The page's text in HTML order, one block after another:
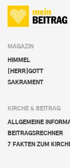
MAGAZIN
HIMMEL
[HERR]GOTT
SAKRAMENT
KIRCHE & BEITRAG
ALLGEMEINE
BEITRAGSRECHNER
7 FAKTEN ZUM